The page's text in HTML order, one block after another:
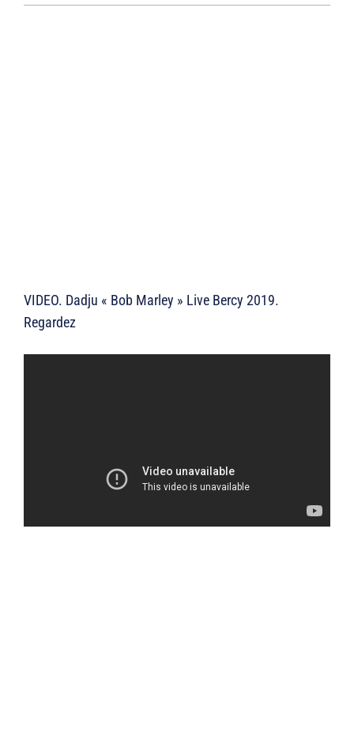
VIDEO. Dadju « Bob Marley » Live Bercy 2019.
Regardez